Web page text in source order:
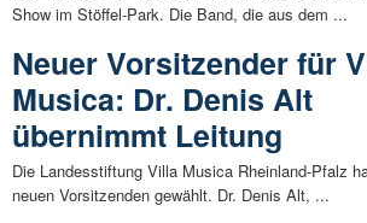
Show im Stöffel-Park. Die Band, die aus dem ...
Neuer Vorsitzender für
Musica: Dr. Denis Alt
übernimmt Leitung
Die Landesstiftung Villa Musica Rheinland-Pfalz
neuen Vorsitzenden gewählt. Dr. Denis Alt, ...